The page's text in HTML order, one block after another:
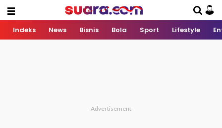
Indeks News Bisnis Bola Sport Lifestyle